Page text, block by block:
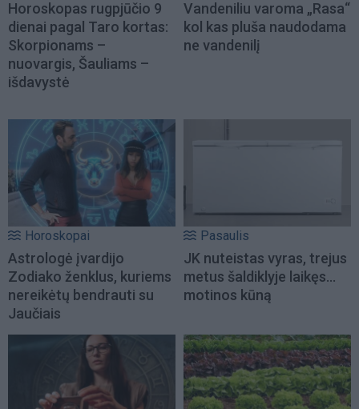
Horoskopas rugpjūčio 9
dienai pagal Taro kortas:
Skorpionams –
nuovargis, Šauliams –
išdavystė
Vandeniliu varoma „Rasa“
kol kas pluša naudodama
ne vandenilį
Horoskopai
Astrologė įvardijo
Zodiako ženklus, kuriems
nereikėtų bendrauti su
Jaučiais
Pasaulis
JK nuteistas vyras, trejus
metus šaldiklyje laikęs...
motinos kūną